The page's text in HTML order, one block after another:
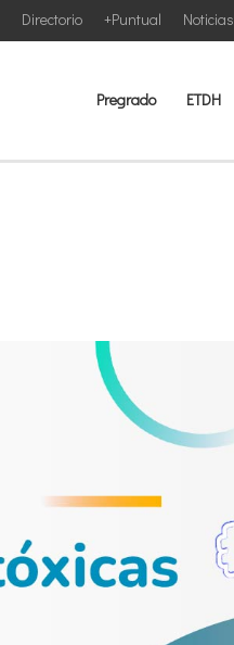
Noticias
+Puntual
Directorio
Pregrado ETDH